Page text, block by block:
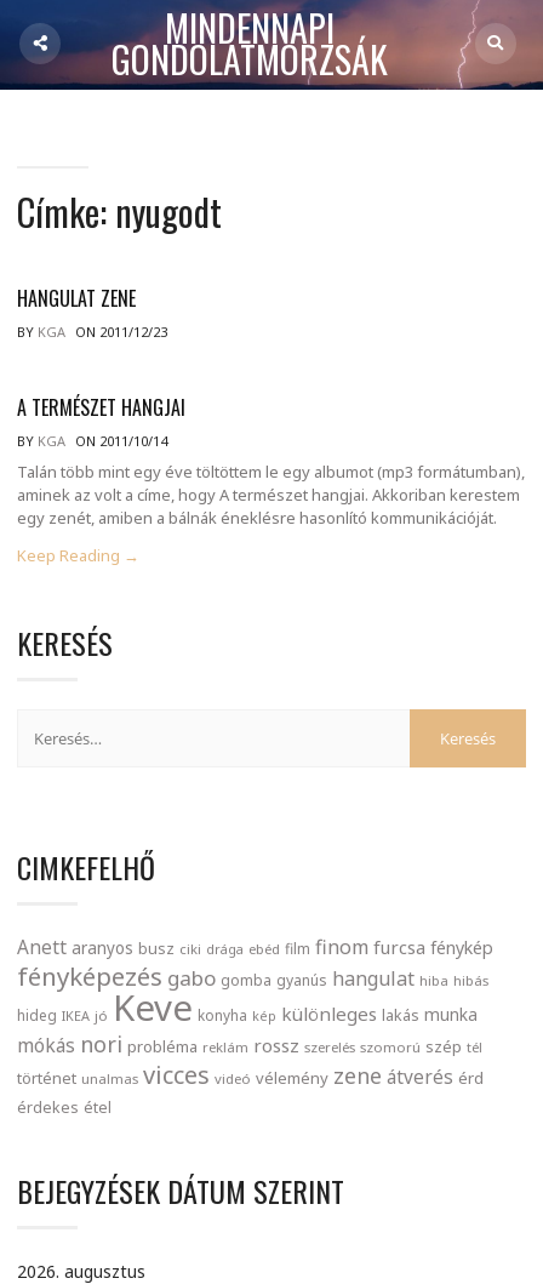
MINDENNAPI
GONDOLATMORZSÁK
Címke: nyugodt
HANGULAT ZENE
BY KGA ON 2011/12/23
A TERMÉSZET HANGJAI
BY KGA ON 2011/10/14
Talán több mint egy éve töltöttem le egy albumot (mp3 formátumban),
aminek az volt a címe, hogy A természet hangjai. Akkoriban kerestem
egy zenét, amiben a bálnák éneklésre hasonlító kommunikációját.
Keep Reading →
KERESÉS
CIMKEFELHŐ
Anett aranyos busz ciki drága ebéd film finom furcsa fénykép
fényképezés gabo gomba gyanús hangulat hiba hibás
hideg IKEA jó Keve konyha kép különleges lakás munka
mókás nori probléma reklám rossz szerelés szomorú szép tél
történet unalmas vicces videó vélemény zene átverés érd
érdekes étel
BEJEGYZÉSEK DÁTUM SZERINT
2026. augusztus